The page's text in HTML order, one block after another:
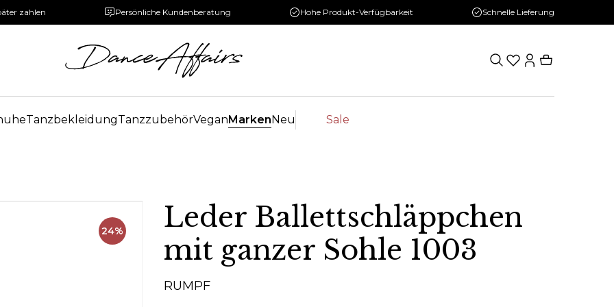
zahlen Persönliche Kundenberatung Hohe Produkt-Verfügbarkeit Schnelle Lieferung
TanzbekleidungTanzzubehörVeganMarkenNeu Sale
24%
Leder Ballettschläppchen
mit ganzer Sohle 1003
RUMPF